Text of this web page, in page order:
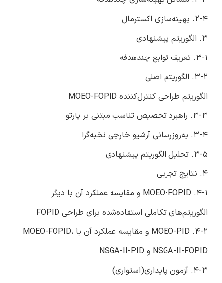
2-4. بهینه‌سازی اکسترمال
3. الگوریتم پیشنهادی
3-1. تعریف توابع چندهدفه
3-2. الگوریتم اصلی
الگوریتم طراحی کنترل‌کننده MOEO-FOPID
3-3. راهبرد تخصیص تناسب مبتنی بر پارتو
3-4. به‌روزرسانی آرشیو خارجی نخبه‌گرا
3-5. تحلیل الگوریتم پیشنهادی
4. نتایج تجربی
4-1. MOEO-FOPID و مقایسه عملکرد آن با دیگر
الگوریتم‌های تکاملی استفاده‌شده برای طراحی FOPID
4-2. MOEO-PID و مقایسه عملکرد آن با MOEO-FOPID،
NSGA-II-FOPID و NSGA-II-PID
4-3. آزمون پایداری(استواری)